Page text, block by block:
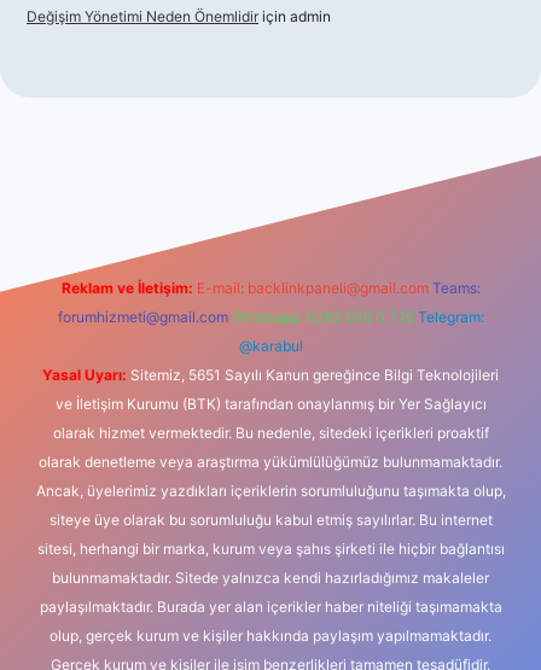
Değişim Yönetimi Neden Önemlidir için admin
Reklam ve İletişim: E-mail: backlinkpaneli@gmail.com Teams:
forumhizmeti@gmail.com Whatsapp: 0262 606 0 726 Telegram:
@karabul
Yasal Uyarı: Sitemiz, 5651 Sayılı Kanun gereğince Bilgi Teknolojileri
ve İletişim Kurumu (BTK) tarafından onaylanmış bir Yer Sağlayıcı
olarak hizmet vermektedir. Bu nedenle, sitedeki içerikleri proaktif
olarak denetleme veya araştırma yükümlülüğümüz bulunmamaktadır.
Ancak, üyelerimiz yazdıkları içeriklerin sorumluluğunu taşımakta olup,
siteye üye olarak bu sorumluluğu kabul etmiş sayılırlar. Bu internet
sitesi, herhangi bir marka, kurum veya şahıs şirketi ile hiçbir bağlantısı
bulunmamaktadır. Sitede yalnızca kendi hazırladığımız makaleler
paylaşılmaktadır. Burada yer alan içerikler haber niteliği taşımamakta
olup, gerçek kurum ve kişiler hakkında paylaşım yapılmamaktadır.
Gerçek kurum ve kişiler ile isim benzerlikleri tamamen tesadüfidir.